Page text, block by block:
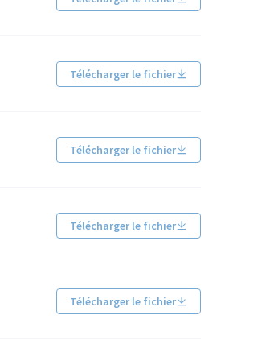
Télécharger le fichier
Télécharger le fichier
Télécharger le fichier
Télécharger le fichier